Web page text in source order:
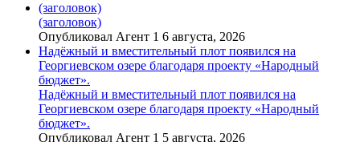
(заголовок)
(заголовок)
Опубликовал Агент 1 6 августа, 2026
Надёжный и вместительный плот появился на
Георгиевском озере благодаря проекту «Народный
бюджет».
Надёжный и вместительный плот появился на
Георгиевском озере благодаря проекту «Народный
бюджет».
Опубликовал Агент 1 5 августа, 2026